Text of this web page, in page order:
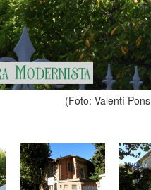
(Foto: Valentí